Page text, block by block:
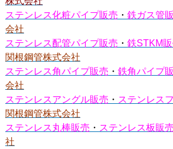
ステンレス化粧パイプ販売 ・ 鉄ガス管
会社
ステンレス配管パイプ販売 ・ 鉄STKM
関根鋼管株式会社
ステンレス角パイプ販売 ・ 鉄角パイプ
会社
ステンレスアングル販売 ・ ステンレス
関根鋼管株式会社
ステンレス丸棒販売 ・ ステンレス板販
社